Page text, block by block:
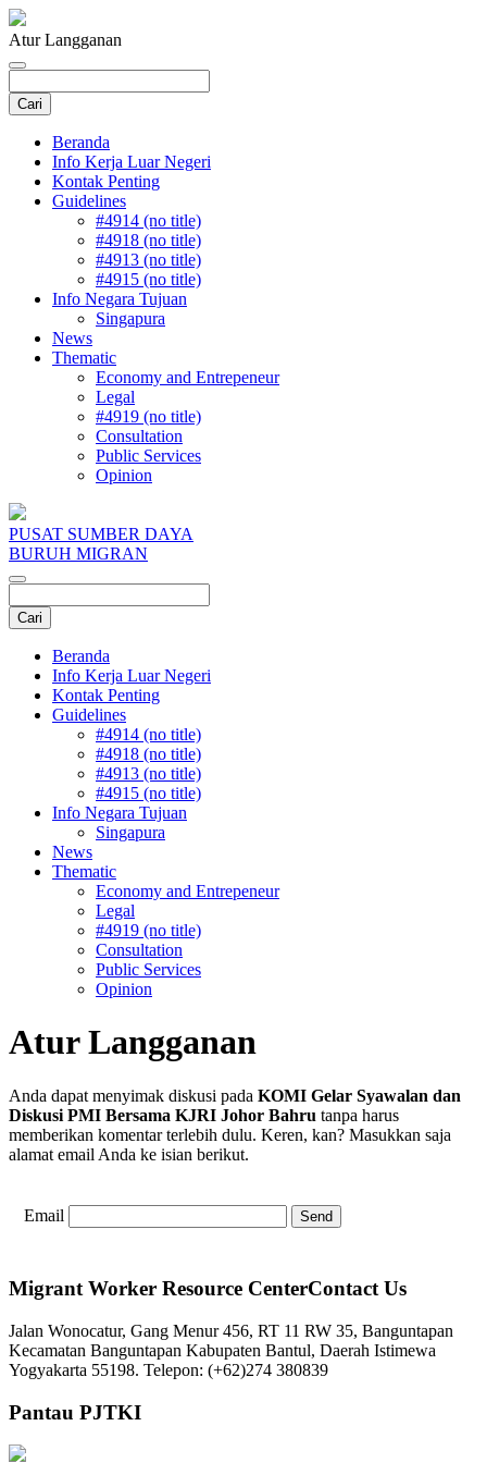
Atur Langganan
Beranda
Info Kerja Luar Negeri
Kontak Penting
Guidelines
#4914 (no title)
#4918 (no title)
#4913 (no title)
#4915 (no title)
Info Negara Tujuan
Singapura
News
Thematic
Economy and Entrepeneur
Legal
#4919 (no title)
Consultation
Public Services
Opinion
PUSAT SUMBER DAYA
BURUH MIGRAN
Beranda
Info Kerja Luar Negeri
Kontak Penting
Guidelines
#4914 (no title)
#4918 (no title)
#4913 (no title)
#4915 (no title)
Info Negara Tujuan
Singapura
News
Thematic
Economy and Entrepeneur
Legal
#4919 (no title)
Consultation
Public Services
Opinion
Atur Langganan
Anda dapat menyimak diskusi pada KOMI Gelar Syawalan dan
Diskusi PMI Bersama KJRI Johor Bahru tanpa harus
memberikan komentar terlebih dulu. Keren, kan? Masukkan saja
alamat email Anda ke isian berikut.
Email
Migrant Worker Resource CenterContact Us
Jalan Wonocatur, Gang Menur 456, RT 11 RW 35, Banguntapan
Kecamatan Banguntapan Kabupaten Bantul, Daerah Istimewa
Yogyakarta 55198. Telepon: (+62)274 380839
Pantau PJTKI